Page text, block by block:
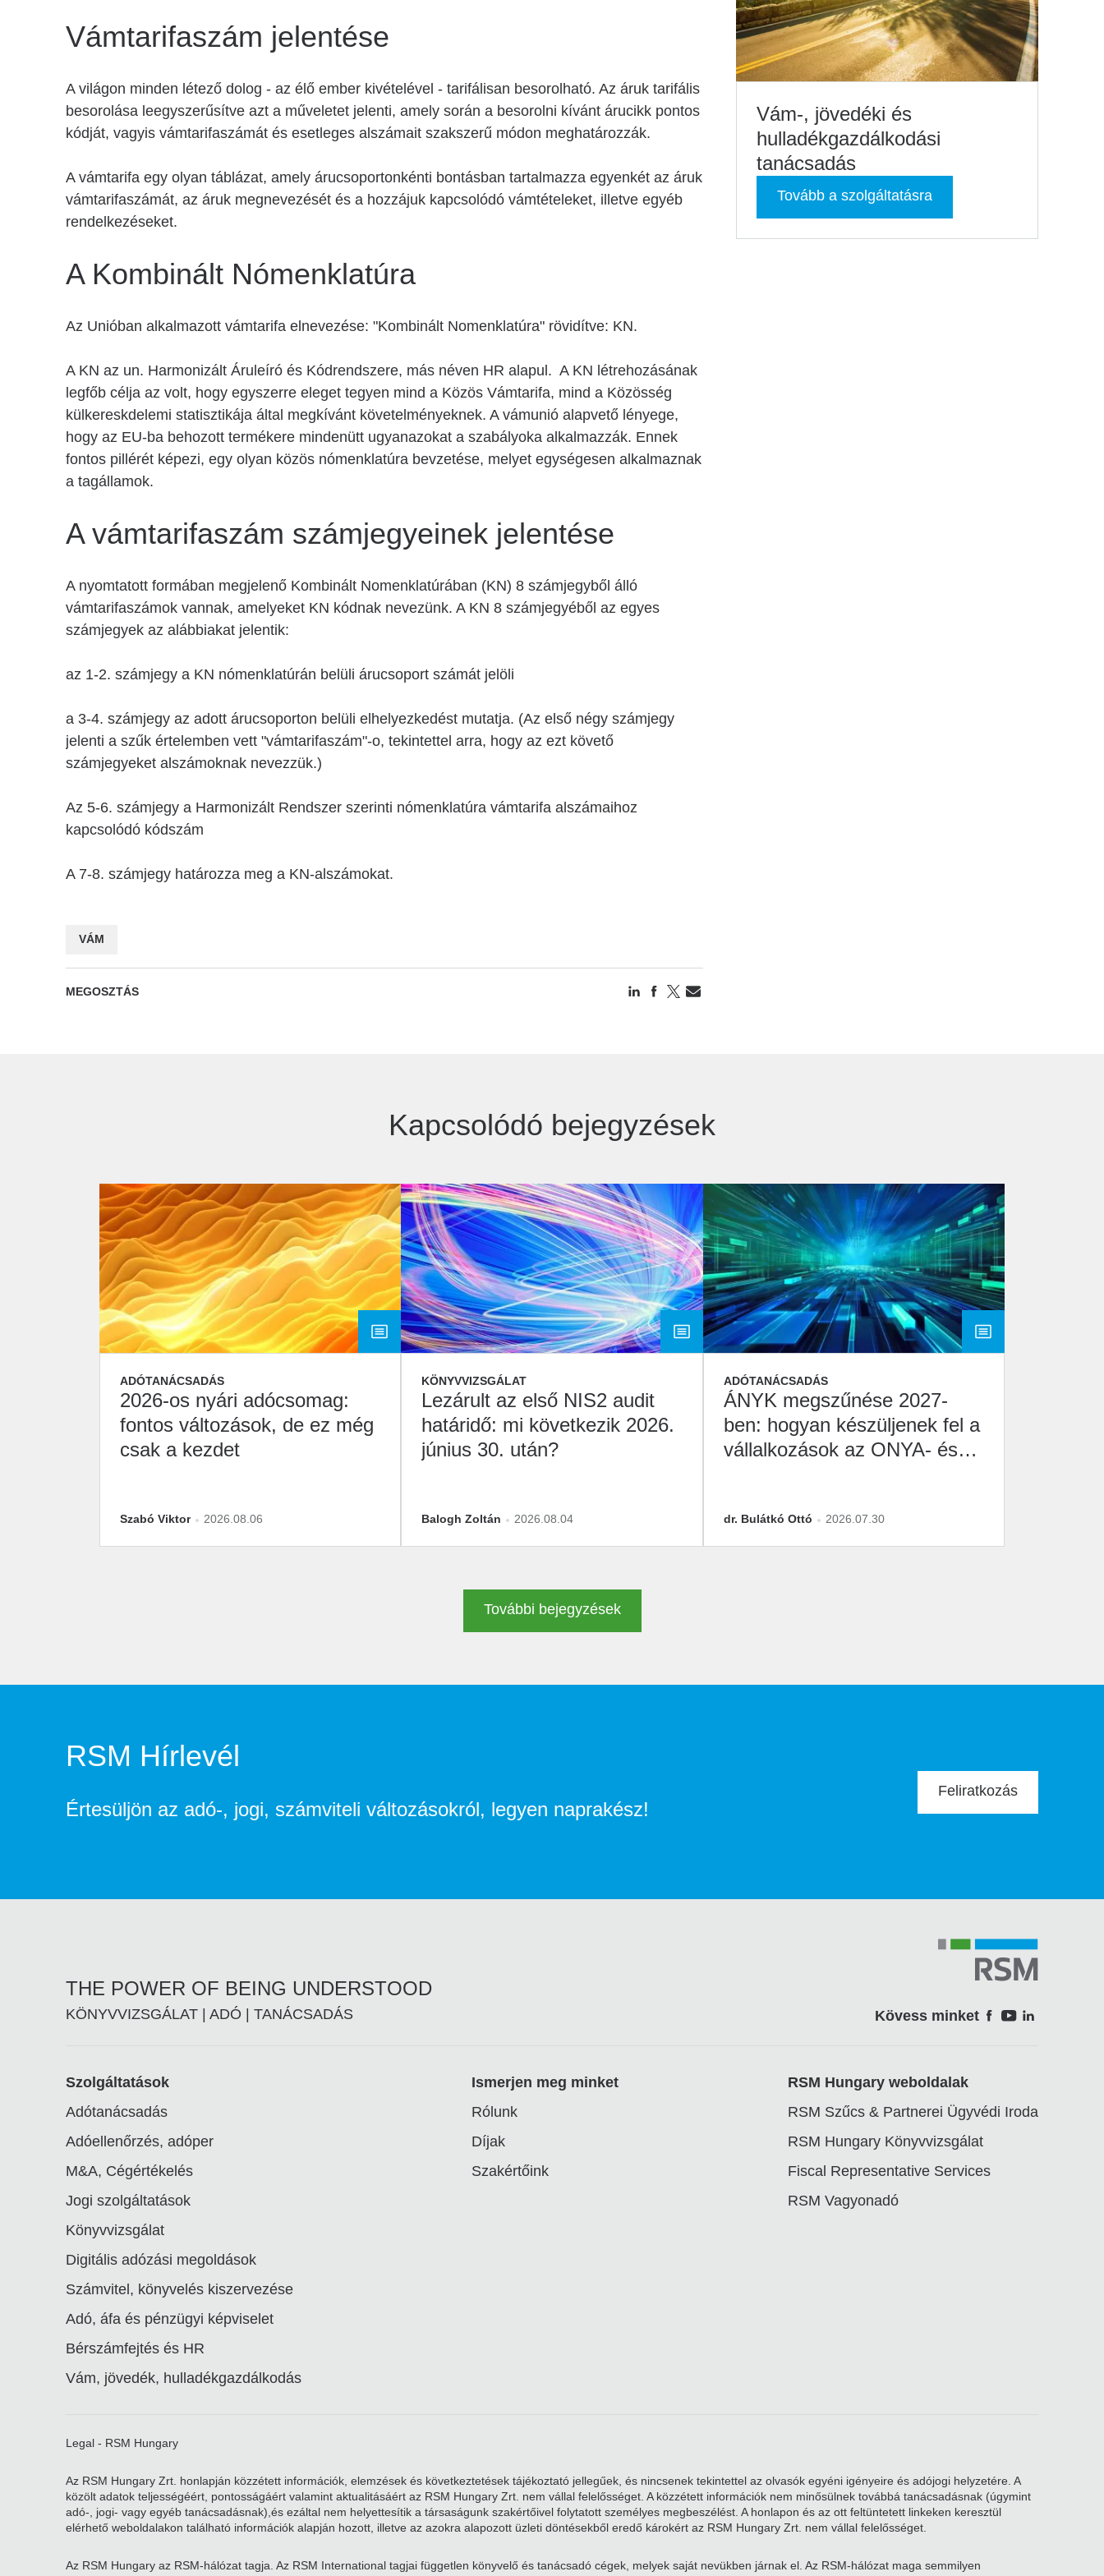
Vámtarifaszám jelentése
A világon minden létező dolog - az élő ember kivételével - tarifálisan besorolható. Az áruk tarifális
besorolása leegyszerűsítve azt a műveletet jelenti, amely során a besorolni kívánt árucikk pontos
kódját, vagyis vámtarifaszámát és esetleges alszámait szakszerű módon meghatározzák.
A vámtarifa egy olyan táblázat, amely árucsoportonkénti bontásban tartalmazza egyenkét az áruk
vámtarifaszámát, az áruk megnevezését és a hozzájuk kapcsolódó vámtételeket, illetve egyéb
rendelkezéseket.
A Kombinált Nómenklatúra
Az Unióban alkalmazott vámtarifa elnevezése: "Kombinált Nomenklatúra" rövidítve: KN.
A KN az un. Harmonizált Áruleíró és Kódrendszere, más néven HR alapul. A KN létrehozásának
legfőb célja az volt, hogy egyszerre eleget tegyen mind a Közös Vámtarifa, mind a Közösség
külkereskdelemi statisztikája által megkívánt követelményeknek. A vámunió alapvető lényege,
hogy az EU-ba behozott termékere mindenütt ugyanazokat a szabályoka alkalmazzák. Ennek
fontos pillérét képezi, egy olyan közös nómenklatúra bevzetése, melyet egységesen alkalmaznak
a tagállamok.
A vámtarifaszám számjegyeinek jelentése
A nyomtatott formában megjelenő Kombinált Nomenklatúrában (KN) 8 számjegyből álló
vámtarifaszámok vannak, amelyeket KN kódnak nevezünk. A KN 8 számjegyéből az egyes
számjegyek az alábbiakat jelentik:
az 1-2. számjegy a KN nómenklatúrán belüli árucsoport számát jelöli
a 3-4. számjegy az adott árucsoporton belüli elhelyezkedést mutatja. (Az első négy számjegy
jelenti a szűk értelemben vett "vámtarifaszám"-o, tekintettel arra, hogy az ezt követő
számjegyeket alszámoknak nevezzük.)
Az 5-6. számjegy a Harmonizált Rendszer szerinti nómenklatúra vámtarifa alszámaihoz
kapcsolódó kódszám
A 7-8. számjegy határozza meg a KN-alszámokat.
VÁM
MEGOSZTÁS
Vám-, jövedéki és
hulladékgazdálkodási
tanácsadás
Tovább a szolgáltatásra
Kapcsolódó bejegyzések
ADÓTANÁCSADÁS
2026-os nyári adócsomag:
fontos változások, de ez még
csak a kezdet
Szabó Viktor 2026.08.06
KÖNYVVIZSGÁLAT
Lezárult az első NIS2 audit
határidő: mi következik 2026.
június 30. után?
Balogh Zoltán 2026.08.04
ADÓTANÁCSADÁS
ÁNYK megszűnése 2027-
ben: hogyan készüljenek fel a
vállalkozások az ONYA- és
dr. Bulátkó Ottó 2026.07.30
További bejegyzések
RSM Hírlevél
Értesüljön az adó-, jogi, számviteli változásokról, legyen naprakész!
Feliratkozás
THE POWER OF BEING UNDERSTOOD
KÖNYVVIZSGÁLAT | ADÓ | TANÁCSADÁS Kövess minket
Footer
linkek
Szolgáltatások
Adótanácsadás
Adóellenőrzés, adóper
M&A, Cégértékelés
Jogi szolgáltatások
Könyvvizsgálat
Digitális adózási megoldások
Számvitel, könyvelés kiszervezése
Adó, áfa és pénzügyi képviselet
Bérszámfejtés és HR
Vám, jövedék, hulladékgazdálkodás
Ismerjen meg minket
Rólunk
Díjak
Szakértőink
RSM Hungary weboldalak
RSM Szűcs & Partnerei Ügyvédi Iroda
RSM Hungary Könyvvizsgálat
Fiscal Representative Services
RSM Vagyonadó
Legal - RSM Hungary
Az RSM Hungary Zrt. honlapján közzétett információk, elemzések és következtetések tájékoztató jellegűek, és nincsenek tekintettel az olvasók egyéni igényeire és adójogi helyzetére. A
közölt adatok teljességéért, pontosságáért valamint aktualitásáért az RSM Hungary Zrt. nem vállal felelősséget. A közzétett információk nem minősülnek továbbá tanácsadásnak (úgymint
adó-, jogi- vagy egyéb tanácsadásnak),és ezáltal nem helyettesítik a társaságunk szakértőivel folytatott személyes megbeszélést. A honlapon és az ott feltüntetett linkeken keresztül
elérhető weboldalakon található információk alapján hozott, illetve az azokra alapozott üzleti döntésekből eredő károkért az RSM Hungary Zrt. nem vállal felelősséget.
Az RSM Hungary az RSM-hálózat tagja. Az RSM International tagjai független könyvelő és tanácsadó cégek, melyek saját nevükben járnak el. Az RSM-hálózat maga semmilyen